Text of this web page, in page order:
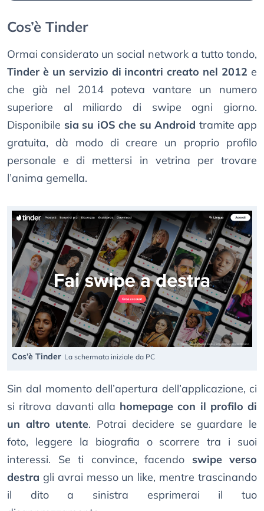
Cos’è Tinder
Ormai considerato un social network a tutto tondo,
Tinder è un servizio di incontri creato nel 2012 e
che già nel 2014 poteva vantare un numero
superiore al miliardo di swipe ogni giorno.
Disponibile sia su iOS che su Android tramite app
gratuita, dà modo di creare un proprio profilo
personale e di mettersi in vetrina per trovare
l’anima gemella.
Cos’è Tinder La schermata iniziale da PC
Sin dal momento dell’apertura dell’applicazione, ci
si ritrova davanti alla homepage con il profilo di
un altro utente. Potrai decidere se guardare le
foto, leggere la biografia o scorrere tra i suoi
interessi. Se ti convince, facendo swipe verso
destra gli avrai messo un like, mentre trascinando
il dito a sinistra esprimerai il tuo